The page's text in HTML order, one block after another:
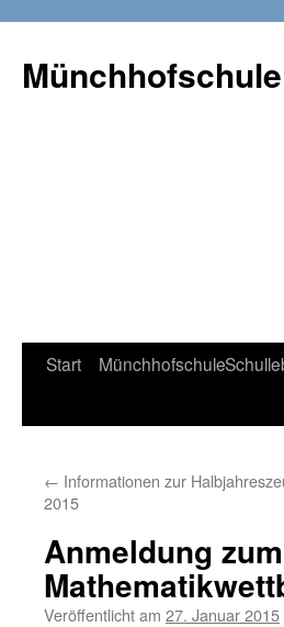
Weiter
Start Münchhofschule
← Informationen zur
2015
Anmeldung
Veröffentlicht am 27. Januar 2015